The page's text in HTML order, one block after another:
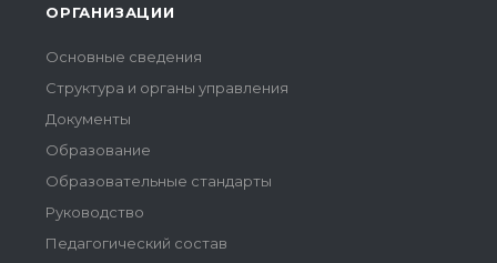
ОРГАНИЗАЦИИ
Основные сведения
Структура и органы управления
Документы
Образование
Образовательные стандарты
Руководство
Педагогический состав